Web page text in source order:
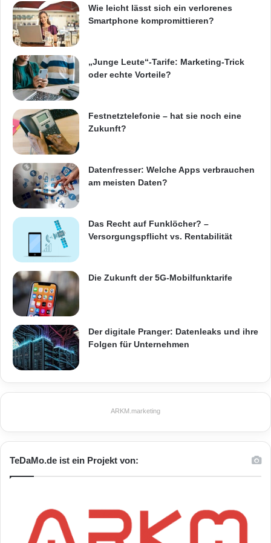
bedenklichem Ergebnis: Die Autoindustrie wird
dieseSicherheitslücke
schließen.
„Allerdings lässt sich das Diebstahl-Risiko mit
ein paar Tricks minimieren“, so Maintz. „Legt
man den Autoschlüssel in eine Keksdose aus
Metall, in den Kühlschrank oder umwickelt
man ihn mit Alufolie, kann das Signal nicht
abgefangen werden. Am besten aber ist es,
Keyless Go zurzeit gar nicht erst zu bestellen.“
Die vollständige Reportage zum „Keyless-
Klau“ lesen Sie in der aktuellen Ausgabe
1/2016 von AUTO BILD, die am 8. Januar
2016 erscheint. AUTO BILD im Internet:
www.autobild.de
ARKM.marketing
Keyless-Klau Sicherheitsrisiko
Wie leicht lässt sich ein verlorenes
Smartphone kompromittieren?
„Junge Leute“-Tarife: Marketing-Trick
oder echte Vorteile?
Festnetztelefonie – hat sie noch eine
Zukunft?
Datenfresser: Welche Apps verbrauchen
am meisten Daten?
Das Recht auf Funklöcher? –
Versorgungspflicht vs. Rentabilität
Die Zukunft der 5G-Mobilfunktarife
Der digitale Pranger: Datenleaks und ihre
Folgen für Unternehmen
ARKM.marketing
TeDaMo.de ist ein Projekt von: